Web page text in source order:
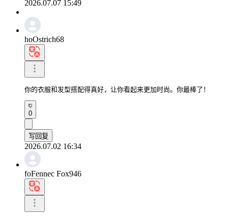
2026.07.07 15:49
hoOstrich68
你的衣服和发型搭配得真好，让你看起来更加时尚。你最棒了！
0
写回复
2026.07.02 16:34
foFennec Fox946